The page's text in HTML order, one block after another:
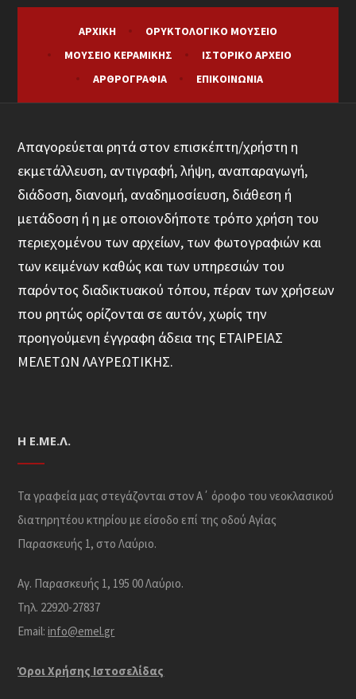
ΑΡΧΙΚΉ
ΟΡΥΚΤΟΛΟΓΙΚΌ ΜΟΥΣΕΊΟ
ΜΟΥΣΕΊΟ ΚΕΡΑΜΙΚΉΣ
ΙΣΤΟΡΙΚΌ ΑΡΧΕΊΟ
ΑΡΘΡΟΓΡΑΦΊΑ
ΕΠΙΚΟΙΝΩΝΊΑ
Απαγορεύεται ρητά στον επισκέπτη/χρήστη η
εκμετάλλευση, αντιγραφή, λήψη, αναπαραγωγή,
διάδοση, διανομή, αναδημοσίευση, διάθεση ή
μετάδοση ή η με οποιονδήποτε τρόπο χρήση του
περιεχομένου των αρχείων, των φωτογραφιών και
των κειμένων καθώς και των υπηρεσιών του
παρόντος διαδικτυακού τόπου, πέραν των χρήσεων
που ρητώς ορίζονται σε αυτόν, χωρίς την
προηγούμενη έγγραφη άδεια της ΕΤΑΙΡΕΙΑΣ
ΜΕΛΕΤΩΝ ΛΑΥΡΕΩΤΙΚΗΣ.
Η Ε.ΜΕ.Λ.
Τα γραφεία μας στεγάζονται στον Α΄ όροφο του νεοκλασικού
διατηρητέου κτηρίου με είσοδο επί της οδού Αγίας
Παρασκευής 1, στο Λαύριο.
Αγ. Παρασκευής 1, 195 00 Λαύριο.
Τηλ. 22920-27837
Email:info@emel.gr
Όροι Χρήσης Iστοσελίδας